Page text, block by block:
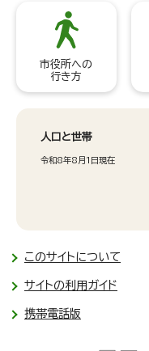
市役所への
行き方
人口と世帯
令和8年8月1日現在
このサイトについて
サイトの利用ガイド
携帯電話版